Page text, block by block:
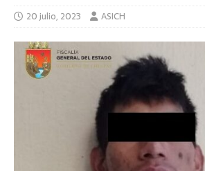
20 julio, 2023 ASICH